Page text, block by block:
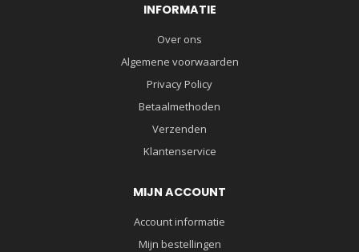
INFORMATIE
Over ons
Algemene voorwaarden
Privacy Policy
Betaalmethoden
Verzenden
Klantenservice
MIJN ACCOUNT
Account informatie
Mijn bestellingen